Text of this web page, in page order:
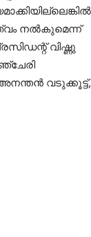
നല്‍കുമെന്ന്
വിഷ്ണു
വടുക്കൂട്ട്,